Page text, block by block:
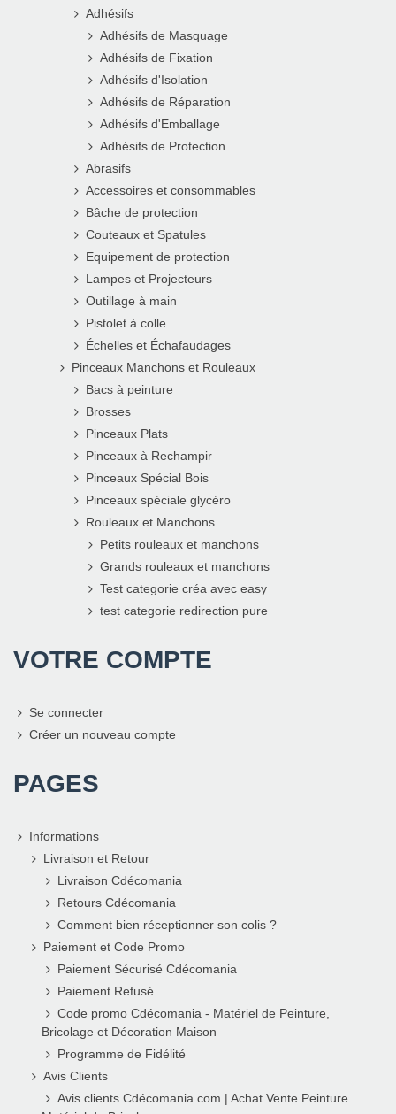
Adhésifs
Adhésifs de Masquage
Adhésifs de Fixation
Adhésifs d'Isolation
Adhésifs de Réparation
Adhésifs d'Emballage
Adhésifs de Protection
Abrasifs
Accessoires et consommables
Bâche de protection
Couteaux et Spatules
Equipement de protection
Lampes et Projecteurs
Outillage à main
Pistolet à colle
Échelles et Échafaudages
Pinceaux Manchons et Rouleaux
Bacs à peinture
Brosses
Pinceaux Plats
Pinceaux à Rechampir
Pinceaux Spécial Bois
Pinceaux spéciale glycéro
Rouleaux et Manchons
Petits rouleaux et manchons
Grands rouleaux et manchons
Test categorie créa avec easy
test categorie redirection pure
VOTRE COMPTE
Se connecter
Créer un nouveau compte
PAGES
Informations
Livraison et Retour
Livraison Cdécomania
Retours Cdécomania
Comment bien réceptionner son colis ?
Paiement et Code Promo
Paiement Sécurisé Cdécomania
Paiement Refusé
Code promo Cdécomania - Matériel de Peinture,
Bricolage et Décoration Maison
Programme de Fidélité
Avis Clients
Avis clients Cdécomania.com | Achat Vente Peinture